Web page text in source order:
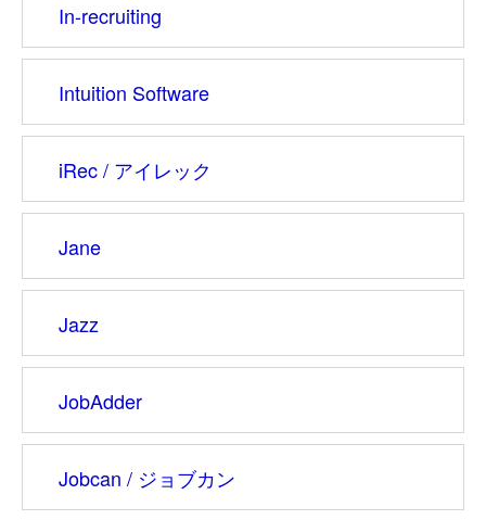
In-recruiting
Intuition Software
iRec / アイレック
Jane
Jazz
JobAdder
Jobcan / ジョブカン